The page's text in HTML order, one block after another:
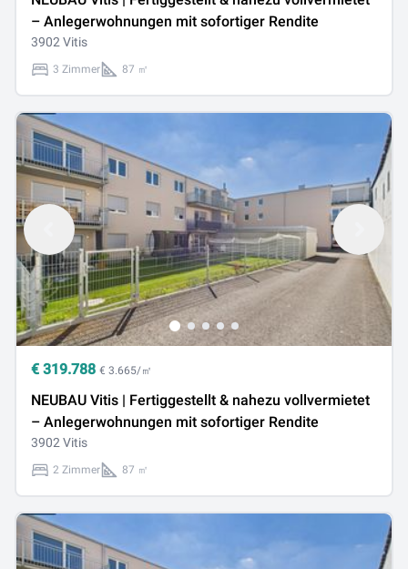
– Anlegerwohnungen mit sofortiger Rendite
3902 Vitis
3 Zimmer 87 ㎡
€ 319.788 € 3.665/㎡
NEUBAU Vitis | Fertiggestellt & nahezu vollvermietet
– Anlegerwohnungen mit sofortiger Rendite
3902 Vitis
2 Zimmer 87 ㎡